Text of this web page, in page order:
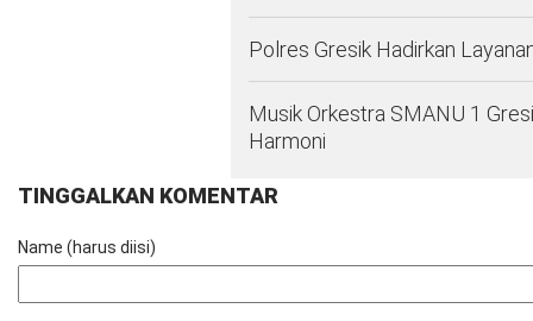
Polres Gresik Hadirkan
Musik Orkestra SMANU 1
Harmoni
TINGGALKAN KOMENTAR
Name (harus diisi)